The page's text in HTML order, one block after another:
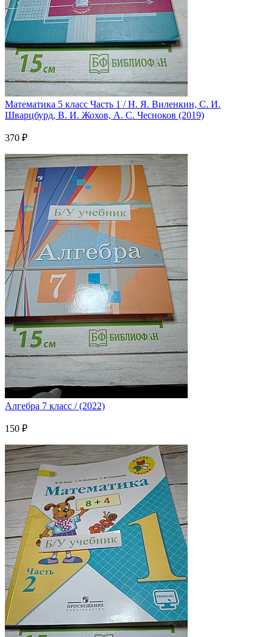
Математика 5 класс Часть 1 / Н. Я. Виленкин, С. И.
Шварцбурд, В. И. Жохов, А. С. Чесноков (2019)
370 ₽
Алгебра 7 класс / (2022)
150 ₽